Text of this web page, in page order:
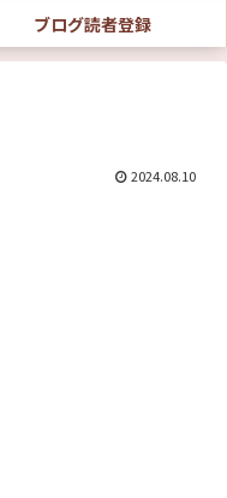
ブログ読者登録
2024.08.10